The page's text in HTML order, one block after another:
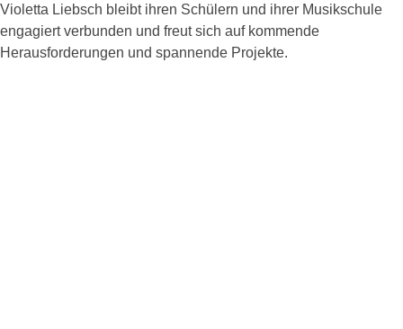
Violetta Liebsch bleibt ihren Schülern und ihrer Musikschule
engagiert verbunden und freut sich auf kommende
Herausforderungen und spannende Projekte.